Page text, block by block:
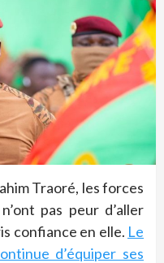
Traoré, les forces
pas peur d’aller
confiance en elle. Le
d’équiper ses